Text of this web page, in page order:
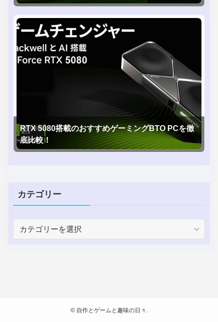
RTX 5080搭載のおすすめゲーミングBTO PCを徹
底比較！
カテゴリー
©自作とゲームと趣味の日々.